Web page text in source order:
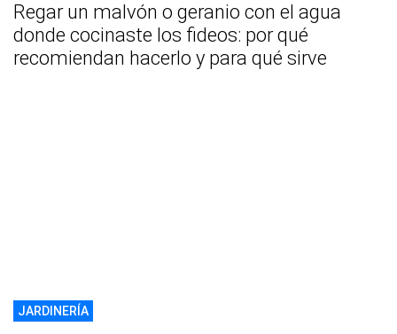
Regar un malvón o geranio con el agua
donde cocinaste los fideos: por qué
recomiendan hacerlo y para qué sirve
JARDINERÍA